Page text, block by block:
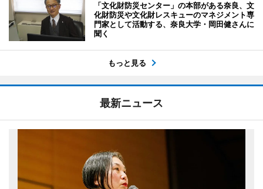
「文化財防災センター」の本部がある奈良、文
化財防災や文化財レスキューのマネジメント専
門家として活動する、奈良大学・岡田健さんに
聞く
もっと見る
最新ニュース